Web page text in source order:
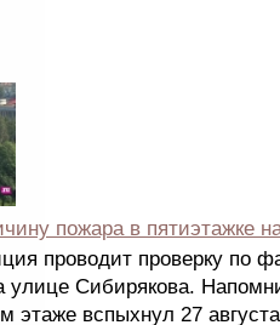
пожара в пятиэтажке
проводит проверку по
улице Сибирякова.
этаже вспыхнул 27